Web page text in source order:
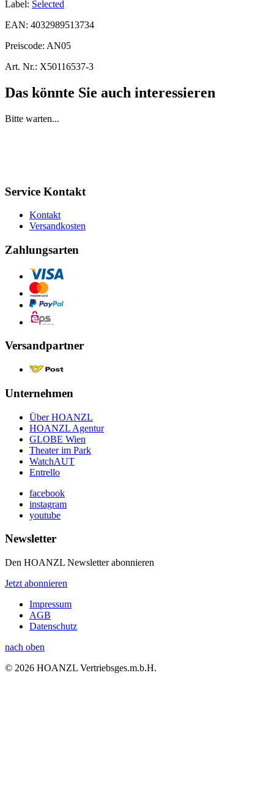
Label: Selected
EAN: 4032989513734
Preiscode: AN05
Art. Nr.: X50116537-3
Das könnte Sie auch interessieren
Bitte warten...
Service Kontakt
Kontakt
Versandkosten
Zahlungsarten
Versandpartner
Unternehmen
Über HOANZL
HOANZL Agentur
GLOBE Wien
Theater im Park
WatchAUT
Entrello
facebook
instagram
youtube
Newsletter
Den HOANZL Newsletter abonnieren
Jetzt abonnieren
Impressum
AGB
Datenschutz
nach oben
© 2026 HOANZL Vertriebsges.m.b.H.